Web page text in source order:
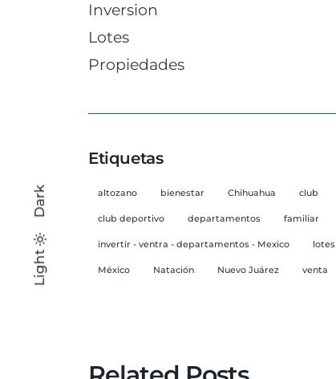
Light
Dark
Light
Dark
Inversion
Lotes
Propiedades
Etiquetas
altozano bienestar Chihuahua club
club deportivo departamentos familiar
invertir - ventra - departamentos - Mexico lotes
México Natación Nuevo Juárez venta